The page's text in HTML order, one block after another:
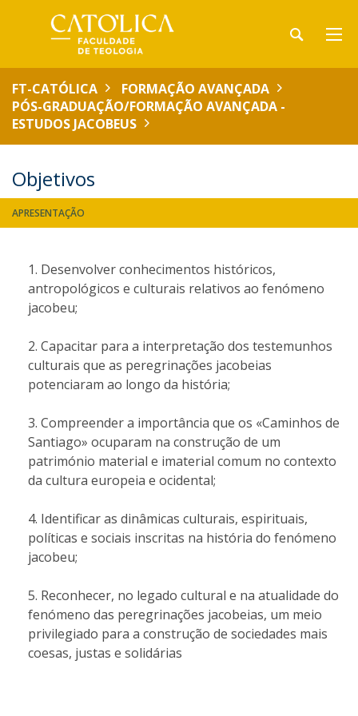
FT-CATÓLICA
FORMAÇÃO AVANÇADA
PÓS-GRADUAÇÃO/FORMAÇÃO AVANÇADA -
ESTUDOS JACOBEUS
Objetivos
APRESENTAÇÃO
​Desenvolver conhecimentos históricos,
antropológicos e culturais relativos ao fenómeno
jacobeu;
Capacitar para a interpretação dos testemunhos
culturais que as peregrinações jacobeias
potenciaram ao longo da história;
Compreender a importância que os «Caminhos de
Santiago» ocuparam na construção de um
património material e imaterial comum no contexto
da cultura europeia e ocidental;
Identificar as dinâmicas culturais, espirituais,
políticas e sociais inscritas na história do fenómeno
jacobeu;
Reconhecer, no legado cultural e na atualidade do
fenómeno das peregrinações jacobeias, um meio
privilegiado para a construção de sociedades mais
coesas, justas e solidárias